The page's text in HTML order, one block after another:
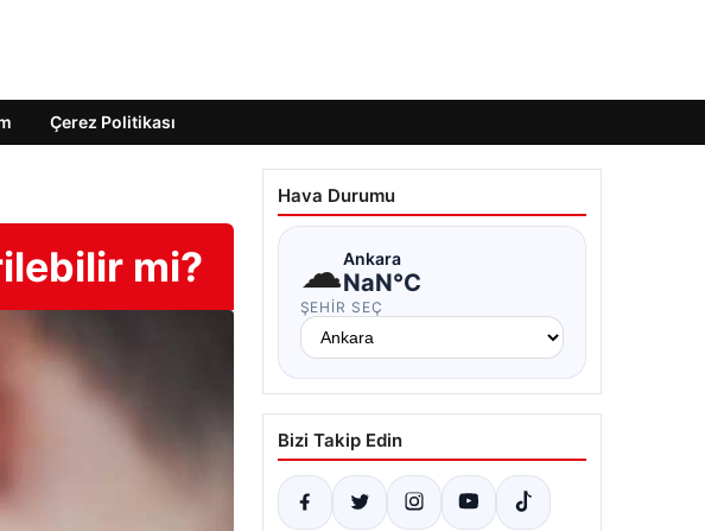
Çerez Politikası
mi?
Hava Durumu
☁Ankara
NaN°C
ŞEHIR SEÇ
Bizi Takip Edin